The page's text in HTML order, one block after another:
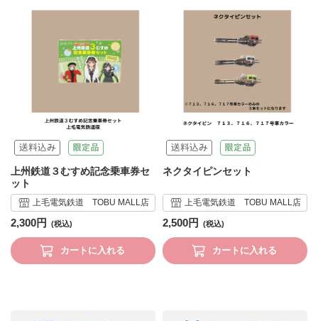
上州鉄道３むすめ記念乗車券セ
ット
上毛電気鉄道 TOBU MALL店
2,300円
カートに入れる
ネクタイピンセット
上毛電気鉄道 TOBU MALL店
2,500円
カートに入れる